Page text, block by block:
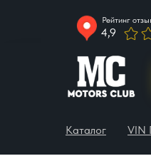
Рейтинг
4,9
Каталог VIN